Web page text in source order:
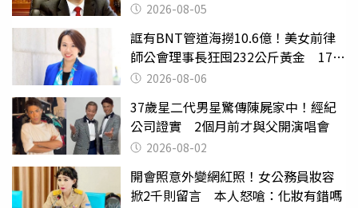
2026-08-05
誆有BNT管道海撈10.6億！美女前律
師公會理事長狂囤232公斤黃金 17人
遭起訴
2026-08-06
37歲星二代男星驚傳陳屍家中！經紀
公司證實 2個月前才與父開演唱會
2026-08-02
開會照意外變網紅照！女公務員妝容
掀2千則留言 本人怒嗆：化妝有錯嗎